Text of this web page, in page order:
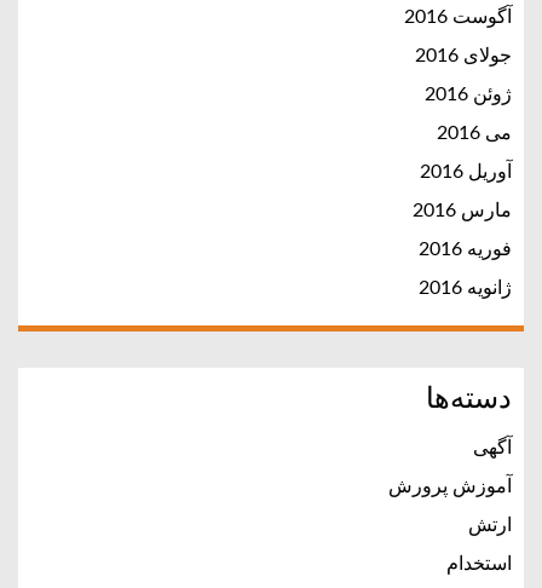
آگوست 2016
جولای 2016
ژوئن 2016
می 2016
آوریل 2016
مارس 2016
فوریه 2016
ژانویه 2016
دسته‌ها
آگهی
آموزش پرورش
ارتش
استخدام